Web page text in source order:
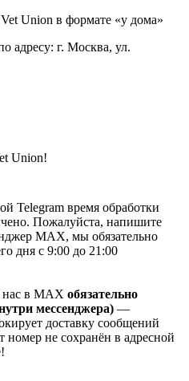
Union в формате «у дома»
адресу: г. Москва, ул.
Union!
Telegram время обработки
Пожалуйста, напишите
МАХ, мы обязательно
дня с 9:00 до 21:00
нас в МАХ обязательно
мессенджера) —
доставку сообщений
номер не сохранён в адресной